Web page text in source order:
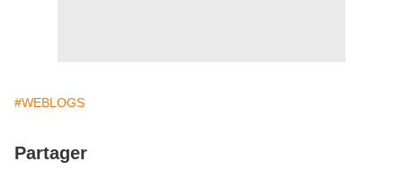
#WEBLOGS
Partager